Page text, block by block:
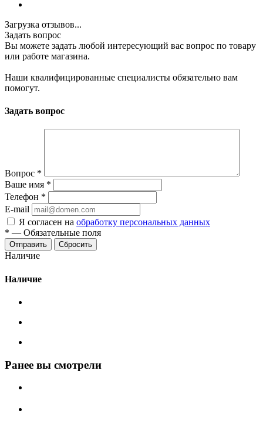
Загрузка отзывов...
Задать вопрос
Вы можете задать любой интересующий вас вопрос по товару
или работе магазина.
Наши квалифицированные специалисты обязательно вам
помогут.
Задать вопрос
Вопрос *
Ваше имя *
Телефон *
E-mail
Я согласен на обработку персональных данных
* — Обязательные поля
Сбросить
Наличие
Наличие
Ранее вы смотрели